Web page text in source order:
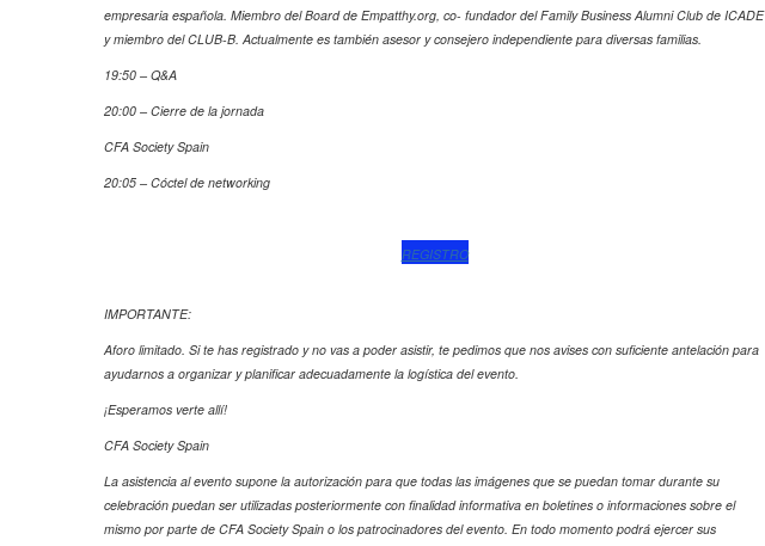
empresaria española. Miembro del Board de Empatthy.org, co- fundador del Family Business Alumni Club de ICADE
y miembro del CLUB-B. Actualmente es también asesor y consejero independiente para diversas familias.
19:50 – Q&A
20:00 – Cierre de la jornada
CFA Society Spain
20:05 – Cóctel de networking
REGISTRO
IMPORTANTE:
Aforo limitado. Si te has registrado y no vas a poder asistir, te pedimos que nos avises con suficiente antelación para
ayudarnos a organizar y planificar adecuadamente la logística del evento.
¡Esperamos verte allí!
CFA Society Spain
La asistencia al evento supone la autorización para que todas las imágenes que se puedan tomar durante su
celebración puedan ser utilizadas posteriormente con finalidad informativa en boletines o informaciones sobre el
mismo por parte de CFA Society Spain o los patrocinadores del evento. En todo momento podrá ejercer sus